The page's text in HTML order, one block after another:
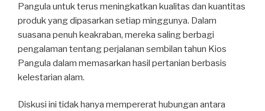
Pangula untuk terus meningkatkan kualitas dan kuantitas
produk yang dipasarkan setiap minggunya. Dalam
suasana penuh keakraban, mereka saling berbagi
pengalaman tentang perjalanan sembilan tahun Kios
Pangula dalam memasarkan hasil pertanian berbasis
kelestarian alam.
Diskusi ini tidak hanya mempererat hubungan antara